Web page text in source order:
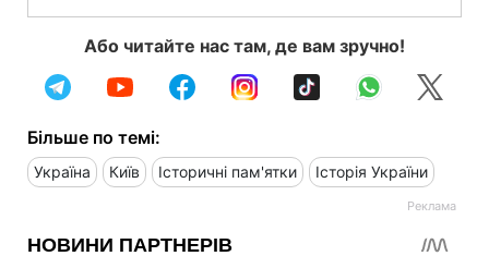
Або читайте нас там, де вам зручно!
Більше по темі:
Україна Київ Історичні пам'ятки Історія України